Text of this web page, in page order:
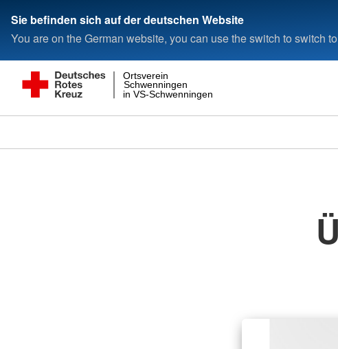
Sie befinden sich auf der deutschen Website
You are on the German website, you can use the switch to switch
in VS-Schwenningen
Schwenningen
Ortsverein